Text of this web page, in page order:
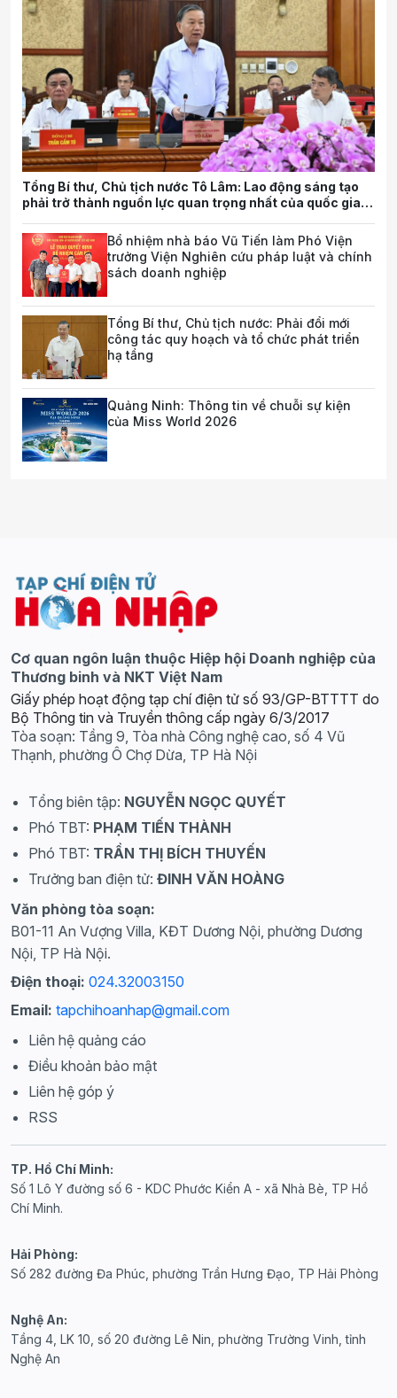
Tổng Bí thư, Chủ tịch nước Tô Lâm: Lao động sáng tạo
phải trở thành nguồn lực quan trọng nhất của quốc gia
Bổ nhiệm nhà báo Vũ Tiến làm Phó Viện
trưởng Viện Nghiên cứu pháp luật và chính
sách doanh nghiệp
Tổng Bí thư, Chủ tịch nước: Phải đổi mới
công tác quy hoạch và tổ chức phát triển
hạ tầng
Quảng Ninh: Thông tin về chuỗi sự kiện
của Miss World 2026
Cơ quan ngôn luận thuộc Hiệp hội Doanh nghiệp của
Thương binh và NKT Việt Nam
Giấy phép hoạt động tạp chí điện tử số 93/GP-BTTTT do
Bộ Thông tin và Truyền thông cấp ngày 6/3/2017
Tòa soạn: Tầng 9, Tòa nhà Công nghệ cao, số 4 Vũ
Thạnh, phường Ô Chợ Dừa, TP Hà Nội
Tổng biên tập: NGUYỄN NGỌC QUYẾT
Phó TBT: PHẠM TIẾN THÀNH
Phó TBT: TRẦN THỊ BÍCH THUYẾN
Trưởng ban điện tử: ĐINH VĂN HOÀNG
Văn phòng tòa soạn:
B01-11 An Vượng Villa, KĐT Dương Nội, phường Dương
Nội, TP Hà Nội.
Điện thoại: 024.32003150
Email: tapchihoanhap@gmail.com
Liên hệ quảng cáo
Điều khoản bảo mật
Liên hệ góp ý
RSS
TP. Hồ Chí Minh:
Số 1 Lô Y đường số 6 - KDC Phước Kiển A - xã Nhà Bè, TP Hồ
Chí Minh.
Hải Phòng:
Số 282 đường Đa Phúc, phường Trần Hưng Đạo, TP Hải Phòng
Nghệ An:
Tầng 4, LK 10, số 20 đường Lê Nin, phường Trường Vinh, tỉnh
Nghệ An